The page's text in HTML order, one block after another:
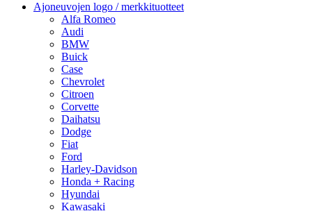
Ajoneuvojen logo / merkkituotteet
Alfa Romeo
Audi
BMW
Buick
Case
Chevrolet
Citroen
Corvette
Daihatsu
Dodge
Fiat
Ford
Harley-Davidson
Honda + Racing
Hyundai
Kawasaki